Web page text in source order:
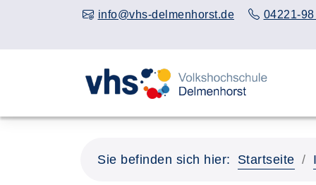
info@vhs-delmenhorst.de 04221-
Sie befinden sich hier: Startseite